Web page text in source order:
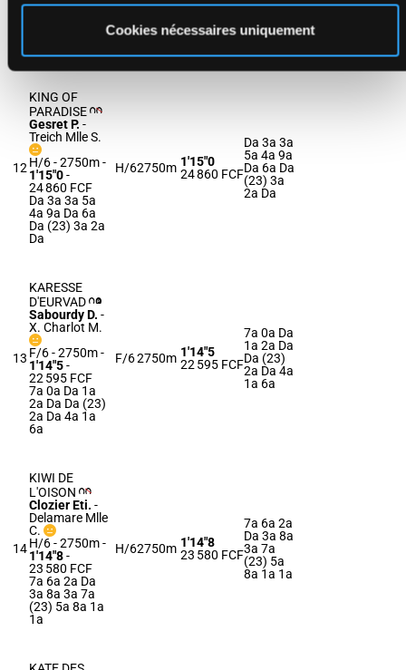
Cookies nécessaires uniquement
0a 0a 0a 0a
12
KING OF
PARADISE
Gesret P. -
Treich Mlle S.
H/6 - 2750m-
1'15"0-
24 860 FCF
Da 3a 3a 5a
4a 9a Da 6a
Da (23) 3a 2a
Da
H/62750m 1'15"0
24 860 FCF
Da 3a 3a
5a 4a 9a
Da 6a Da
(23) 3a
2a Da
13
KARESSE
D'EURVAD
Sabourdy D. -
X. Charlot M.
F/6 - 2750m-
1'14"5-
22 595 FCF
7a 0a Da 1a
2a Da Da (23)
2a Da 4a 1a
6a
F/62750m 1'14"5
22 595 FCF
7a 0a Da
1a 2a Da
Da (23)
2a Da 4a
1a 6a
14
KIWI DE
L'OISON
Clozier Eti. -
Delamare Mlle
C.
H/6 - 2750m-
1'14"8-
23 580 FCF
7a 6a 2a Da
3a 8a 3a 7a
(23) 5a 8a 1a
1a
H/62750m 1'14"8
23 580 FCF
7a 6a 2a
Da 3a 8a
3a 7a
(23) 5a
8a 1a 1a